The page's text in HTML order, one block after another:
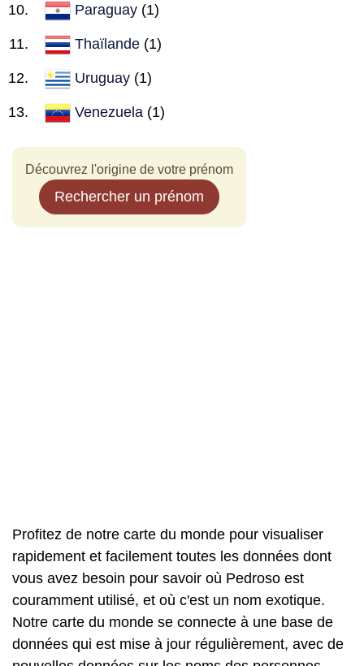
Paraguay (1)
Thaïlande (1)
Uruguay (1)
Venezuela (1)
Découvrez l'origine de votre prénom
Rechercher un prénom
Profitez de notre carte du monde pour visualiser
rapidement et facilement toutes les données dont
vous avez besoin pour savoir où Pedroso est
couramment utilisé, et où c'est un nom exotique.
Notre carte du monde se connecte à une base de
données qui est mise à jour régulièrement, avec de